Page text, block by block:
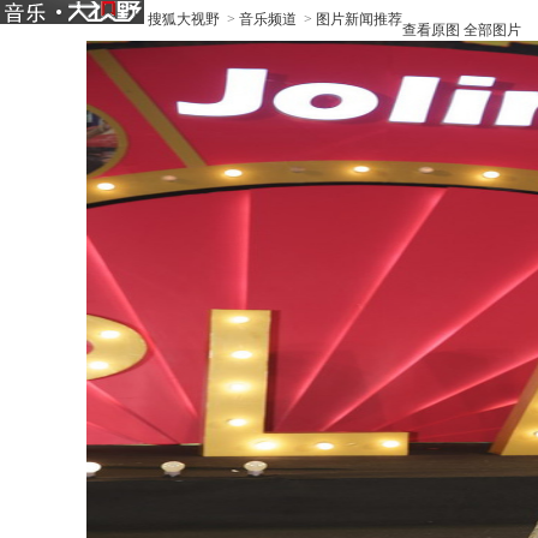
搜狐大视野 > 音乐频道 > 图片新闻推荐
查看原图 全部图片